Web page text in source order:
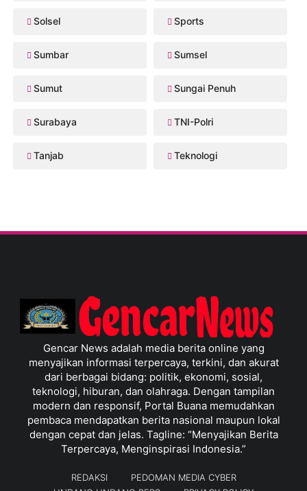
Solsel Sports
Sumbar Sumsel
Sumut Sungai Penuh
Surabaya TNI-Polri
Tanjab Teknologi
Gencar News adalah media berita online yang
menyajikan informasi terpercaya, terkini, dan akurat
dari berbagai bidang: politik, ekonomi, sosial,
teknologi, hiburan, dan olahraga. Dengan tampilan
modern dan responsif, Portal Buana memudahkan
pembaca mendapatkan berita nasional maupun lokal
dengan cepat dan jelas. Tagline: “Menyajikan Berita
Terpercaya, Menginspirasi Indonesia.”
REDAKSI
PEDOMAN MEDIA CYBER